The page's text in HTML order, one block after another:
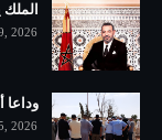
2026
وداعا
2026